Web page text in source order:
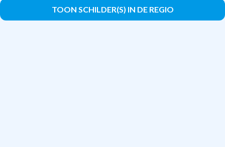
TOON SCHILDER(S) IN DE REGIO